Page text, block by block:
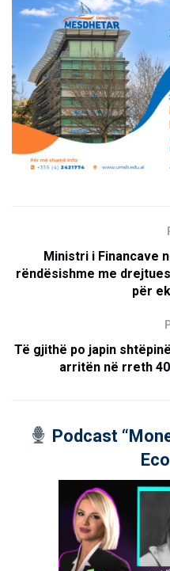
Ministri i Financave
rëndësishme me
për
Të gjithë po japin
arritën në rreth
Podcast